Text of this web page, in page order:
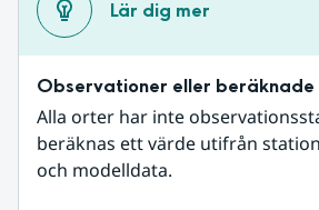
Lär dig mer
Observationer eller beräknade
Alla orter har inte
beräknas ett värde utifrån
och modelldata.